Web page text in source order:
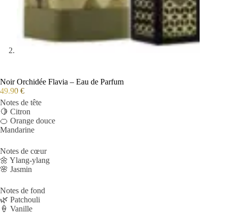
Noir Orchidée Flavia – Eau de Parfum
49.90 €
Notes de tête
🍋 Citron
🍊 Orange douce
Mandarine
Notes de cœur
🌼 Ylang-ylang
🌸 Jasmin
Notes de fond
🌿 Patchouli
🍦 Vanille